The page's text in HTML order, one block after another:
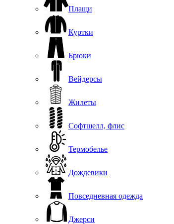
Плащи
Куртки
Брюки
Вейдерсы
Жилеты
Софтшелл, флис
Термобелье
Дождевики
Повседневная одежда
Джерси